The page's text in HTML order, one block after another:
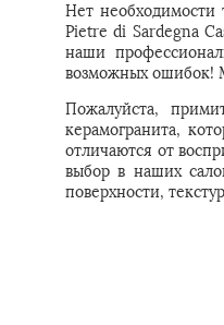
Нет необходимости
Pietre di Sardegna
наши
возможных ошибок!
Пожалуйста,
керамогранита,
отличаются от
выбор в наших
поверхности,